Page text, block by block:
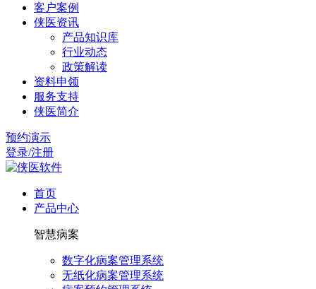
客户案例
侠医资讯
产品知识库
行业动态
政策解读
资料申领
服务支持
侠医简介
预约演示
登录/注册
首页
产品中心
智慧病案
数字化病案管理系统
无纸化病案管理系统